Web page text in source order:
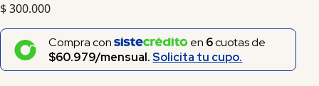
$300.000
Compra con en 6cuotas de
$60.979/mensual.Solicita tu cupo.